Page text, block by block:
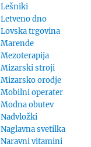
Lešniki
Letveno dno
Lovska trgovina
Marende
Mezoterapija
Mizarski stroji
Mizarsko orodje
Mobilni operater
Modna obutev
Nadvložki
Naglavna svetilka
Naravni vitamini